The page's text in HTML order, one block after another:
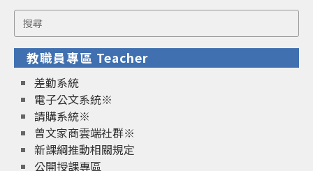
Search
for:
教職員專區 Teacher
差勤系統
電子公文系統※
請購系統※
曾文家商雲端社群※
新課綱推動相關規定
公開授課專區